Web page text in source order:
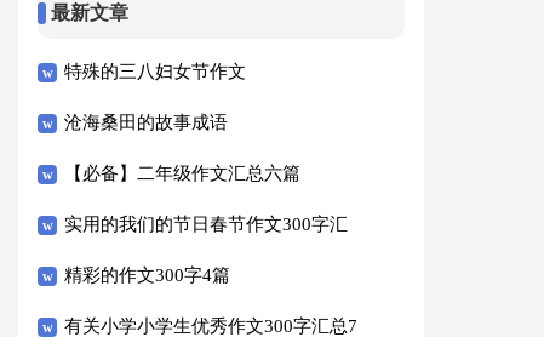
最新文章
特殊的三八妇女节作文
沧海桑田的故事成语
【必备】二年级作文汇总六篇
实用的我们的节日春节作文300字汇
编十篇
精彩的作文300字4篇
有关小学小学生优秀作文300字汇总7